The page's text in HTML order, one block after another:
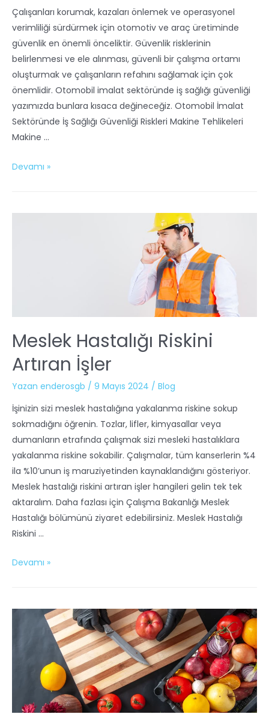
Çalışanları korumak, kazaları önlemek ve operasyonel
verimliliği sürdürmek için otomotiv ve araç üretiminde
güvenlik en önemli önceliktir. Güvenlik risklerinin
belirlenmesi ve ele alınması, güvenli bir çalışma ortamı
oluşturmak ve çalışanların refahını sağlamak için çok
önemlidir. Otomobil imalat sektöründe iş sağlığı güvenliği
yazımızda bunlara kısaca değineceğiz. Otomobil İmalat
Sektöründe İş Sağlığı Güvenliği Riskleri Makine Tehlikeleri
Makine …
Devamı »
Meslek Hastalığı Riskini
Artıran İşler
Yazan enderosgb / 9 Mayıs 2024 / Blog
İşinizin sizi meslek hastalığına yakalanma riskine sokup
sokmadığını öğrenin. Tozlar, lifler, kimyasallar veya
dumanların etrafında çalışmak sizi mesleki hastalıklara
yakalanma riskine sokabilir. Çalışmalar, tüm kanserlerin %4
ila %10’unun iş maruziyetinden kaynaklandığını gösteriyor.
Meslek hastalığı riskini artıran işler hangileri gelin tek tek
aktaralım. Daha fazlası için Çalışma Bakanlığı Meslek
Hastalığı bölümünü ziyaret edebilirsiniz. Meslek Hastalığı
Riskini …
Devamı »